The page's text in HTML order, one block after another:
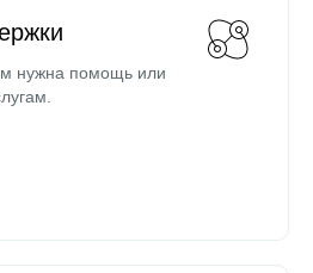
нужна помощь или